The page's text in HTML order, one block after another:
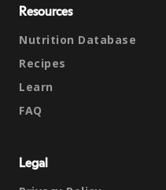
Resources
Nutrition Database
Recipes
Learn
FAQ
Legal